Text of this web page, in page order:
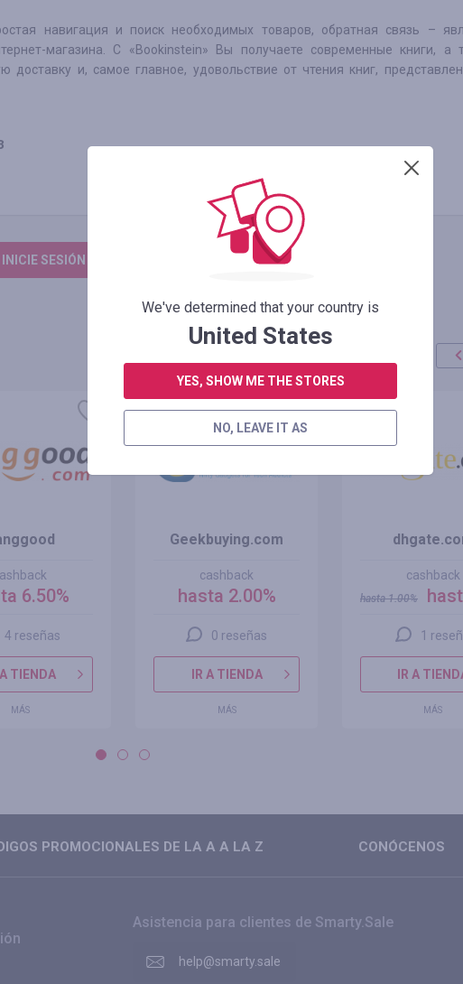
навигация и поиск необходимых товаров, обратная связь –
магазина. С «Bookinstein» Вы получаете современные книги, а
доставку и, самое главное, удовольствие от чтения книг,
INICIE SESIÓN PARA DEJAR UNA RESEÑA
6.50%
4 reseñas
A TIENDA
MÁS
Geekbuying.com
cashback
hasta 2.00%
0 reseñas
IR A TIENDA
MÁS
oferta
+100%
cashback
hasta1.00%
1
IR A
MÁS
PROMOCIONALES DE LA A A LA Z CONÓCENOS
Asistencia para clientes de Smarty.Sale
help@smarty.sale
We've determined that your country is
United States
YES, SHOW ME THE STORES
NO, LEAVE IT AS